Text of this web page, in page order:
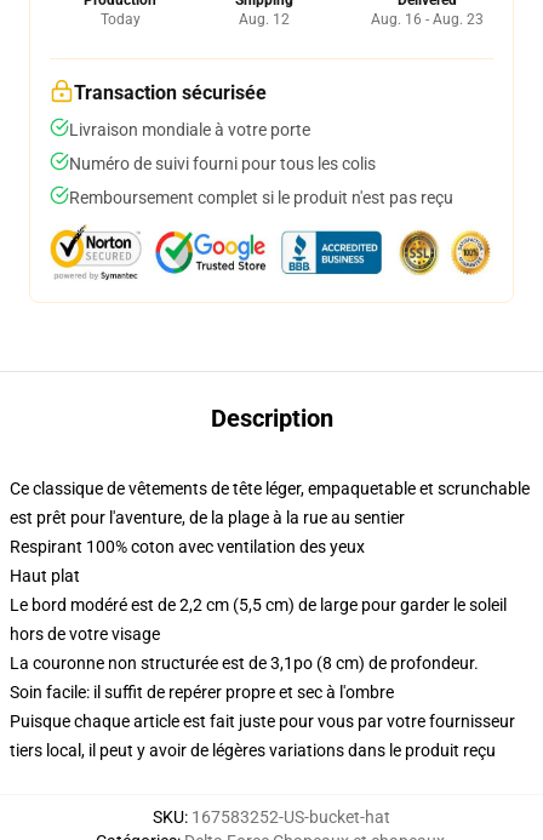
Today
Aug. 12
Aug. 16 - Aug. 23
Transaction sécurisée
Livraison mondiale à votre porte
Numéro de suivi fourni pour tous les colis
Remboursement complet si le produit n'est pas reçu
Description
Ce classique de vêtements de tête léger, empaquetable et scrunchable
est prêt pour l'aventure, de la plage à la rue au sentier
Respirant 100% coton avec ventilation des yeux
Haut plat
Le bord modéré est de 2,2 cm (5,5 cm) de large pour garder le soleil
hors de votre visage
La couronne non structurée est de 3,1po (8 cm) de profondeur.
Soin facile: il suffit de repérer propre et sec à l'ombre
Puisque chaque article est fait juste pour vous par votre fournisseur
tiers local, il peut y avoir de légères variations dans le produit reçu
SKU: 167583252-US-bucket-hat